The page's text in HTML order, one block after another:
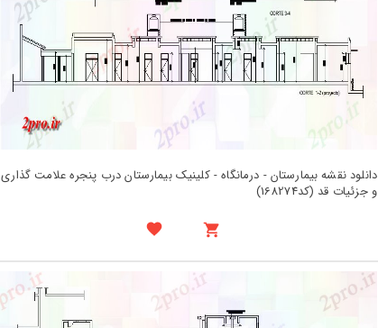
دانلود نقشه بیمارستان - درمانگاه - کلینیک بیمارستان درب پنجره علامت گذاری
و جزئیات قد (کد168274)